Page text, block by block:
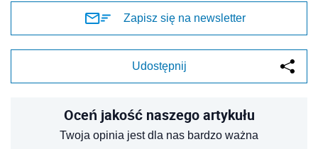
Zapisz się na newsletter
Udostępnij
Oceń jakość naszego artykułu
Twoja opinia jest dla nas bardzo ważna